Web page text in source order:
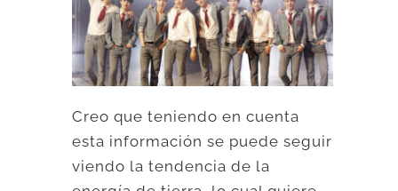
Creo que teniendo en cuenta
esta información se puede seguir
viendo la tendencia de la